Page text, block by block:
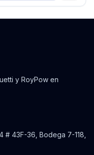
y RoyPow en
# 43F-36, Bodega 7-118,